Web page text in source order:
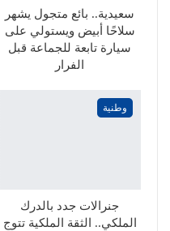
سعيدية.. بائع متجول يشهر
سلاحًا أبيض ويستولي على
سيارة تابعة للجماعة قبل
الفرار
وطنية
جنرالات جدد بالدرك
الملكي.. الثقة الملكية تتوج